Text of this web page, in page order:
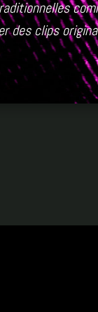
des clips